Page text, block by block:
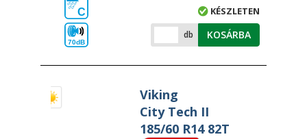
C
70dB
KÉSZLETEN
db KOSÁRBA
Viking
City Tech II
185/60 R14 82T